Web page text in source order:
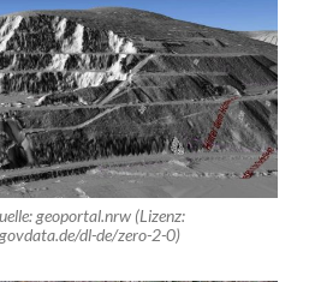
geoportal.nrw (Lizenz:
dl-de/zero-2-0)